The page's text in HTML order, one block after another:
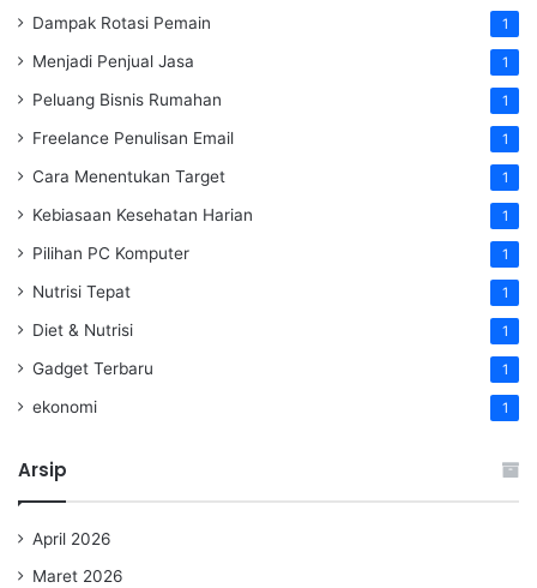
Dampak Rotasi Pemain 1
Menjadi Penjual Jasa 1
Peluang Bisnis Rumahan 1
Freelance Penulisan Email 1
Cara Menentukan Target 1
Kebiasaan Kesehatan Harian 1
Pilihan PC Komputer 1
Nutrisi Tepat 1
Diet & Nutrisi 1
Gadget Terbaru 1
ekonomi 1
Arsip
April 2026
Maret 2026